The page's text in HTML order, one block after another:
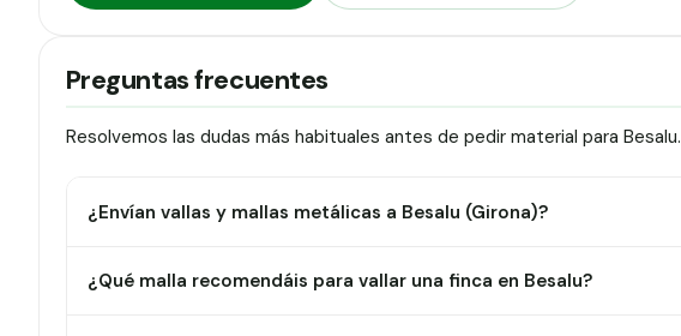
Preguntas frecuentes
Resolvemos las dudas más habituales antes de pedir material para Besalu.
¿Envían vallas y mallas metálicas a Besalu (Girona)?
¿Qué malla recomendáis para vallar una finca en Besalu?